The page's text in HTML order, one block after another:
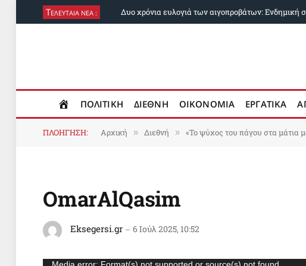
ΤΕΛΕΥΤΑΙΑ ΝΕΑ :
ΠΟΛΙΤΙΚΗ ΔΙΕΘΝΗ ΟΙΚΟΝΟΜΙΑ ΕΡΓΑΤΙΚΑ
ΠΛΟΗΓΗΣΗ: Αρχική » Διεθνή » «Το ψύχος του πάγου στα μάτια
OmarAlQasim
Eksegersi.gr 6 Ιούλ 2025, 10:52